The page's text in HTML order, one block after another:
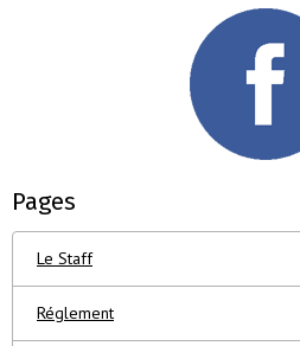
Pages
Le Staff
Réglement